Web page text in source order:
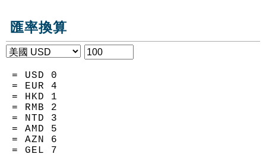
匯率換算
= USD 0
= EUR4
= HKD 1
= RMB 2
= NTD 3
= AMD 5
= AZN 6
= GEL 7